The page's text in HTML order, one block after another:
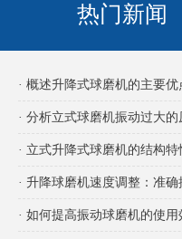
热门新闻
· 概述升降式球磨机的主要优
· 分析立式球磨机振动过大的
· 立式升降式球磨机的结构特
· 升降球磨机速度调整：准确
效的关键
· 如何提高振动球磨机的使用